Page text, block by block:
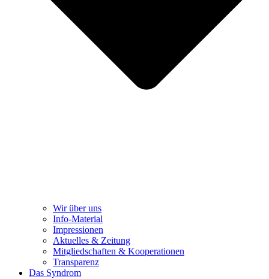
Wir über uns
Info-Material
Impressionen
Aktuelles & Zeitung
Mitgliedschaften & Kooperationen
Transparenz
Das Syndrom